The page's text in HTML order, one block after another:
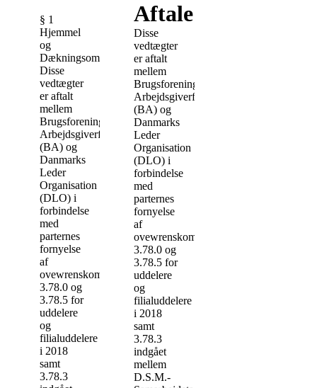
§ 1
Hjemmel
og
Dækningsområde
Disse
vedtægter
er aftalt
mellem
Brugsforeningernes
Arbejdsgiverforening
(BA) og
Danmarks
Leder
Organisation
(DLO) i
forbindelse
med
parternes
fornyelse
af
ovewrenskomsterne
3.78.0 og
3.78.5 for
uddelere
og
filialuddelere
i 2018
samt
3.78.3
Aftale
Disse
vedtægter
er aftalt
mellem
Brugsforeningernes
Arbejdsgiverforening
(BA) og
Danmarks
Leder
Organisation
(DLO) i
forbindelse
med
parternes
fornyelse
af
ovewrenskomsterne
3.78.0 og
3.78.5 for
uddelere
og
filialuddelere
i 2018
samt
3.78.3
indgået
mellem
D.S.M.-